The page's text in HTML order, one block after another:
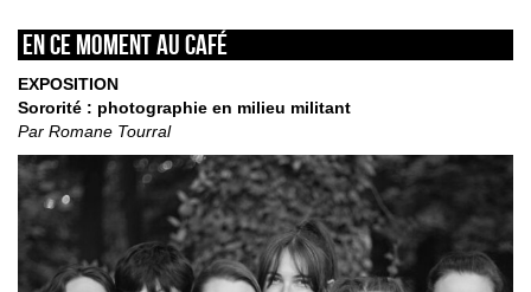
En ce moment au café
EXPOSITION
Sororité : photographie en milieu militant
Par Romane Tourral